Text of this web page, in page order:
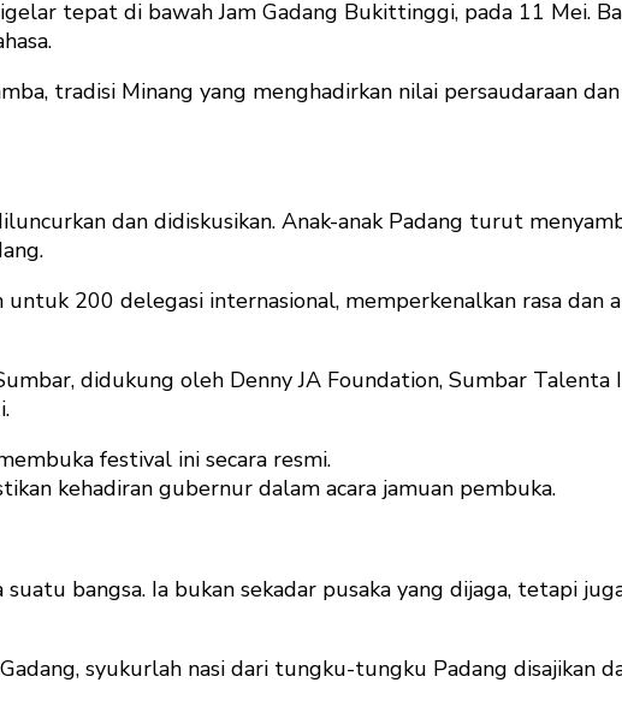
tepat di bawah Jam Gadang Bukittinggi, pada 11 Mei.
tradisi Minang yang menghadirkan nilai persaudaraan
dan didiskusikan. Anak-anak Padang turut
200 delegasi internasional, memperkenalkan rasa dan
didukung oleh Denny JA Foundation, Sumbar
festival ini secara resmi.
kehadiran gubernur dalam acara jamuan pembuka.
suatu bangsa. Ia bukan sekadar pusaka yang dijaga, tetapi
syukurlah nasi dari tungku-tungku Padang disajikan